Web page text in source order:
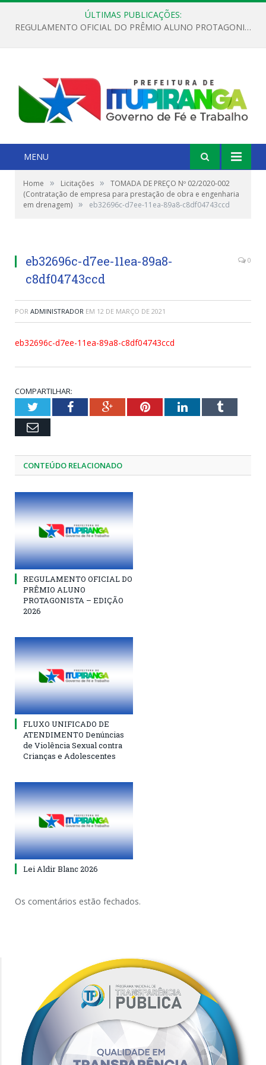
ÚLTIMAS PUBLICAÇÕES:
REGULAMENTO OFICIAL DO PRÊMIO ALUNO PROTAGONISTA – EDIÇÃO 2026
MENU
Home » Licitações »
TOMADA DE PREÇO Nº 02/2020-002
(Contratação de empresa para prestação de obra e engenharia
em drenagem) » eb32696c-d7ee-11ea-89a8-c8df04743ccd
eb32696c-d7ee-11ea-89a8-
c8df04743ccd
0
POR ADMINISTRADOR EM 12 DE MARÇO DE 2021
eb32696c-d7ee-11ea-89a8-c8df04743ccd
COMPARTILHAR:
TwitterFacebookGoogle+PinterestLinkedInTumblr
Email
CONTEÚDO RELACIONADO
REGULAMENTO OFICIAL DO
PRÊMIO ALUNO
PROTAGONISTA – EDIÇÃO
2026
FLUXO UNIFICADO DE
ATENDIMENTO Denúncias
de Violência Sexual contra
Crianças e Adolescentes
Lei Aldir Blanc 2026
Os comentários estão fechados.